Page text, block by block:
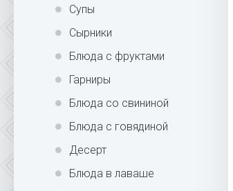
Супы
Сырники
Блюда с фруктами
Гарниры
Блюда со свининой
Блюда с говядиной
Десерт
Блюда в лаваше